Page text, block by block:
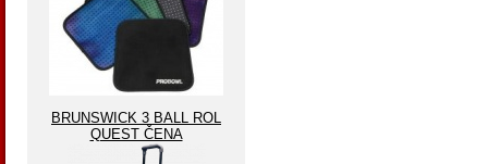
BRUNSWICK 3 BALL ROL
QUEST ČENA